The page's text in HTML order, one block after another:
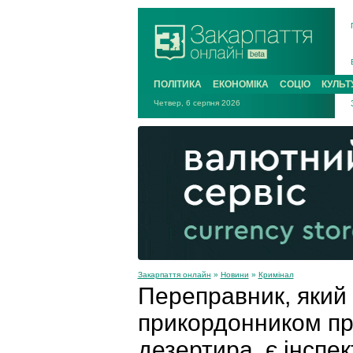
ПОЛІТИКА ЕКОНОМІКА СОЦІО
Четвер, 6 серпня 2026
Закарпаття онлайн » Новини » Кримінал
Переправник,
прикордонником